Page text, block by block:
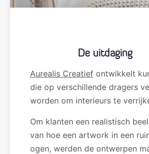
De uitdaging
Aurealis Creatief ontwikkelt
die op verschillende dragers
worden om interieurs te
Om klanten een realistisch
van hoe een artwork in een
ogen, werden de ontwerpen